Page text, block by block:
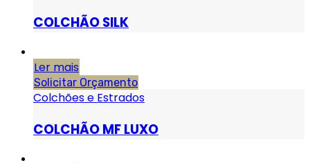
COLCHÃO SILK
Ler mais
Solicitar Orçamento
Colchões e Estrados
COLCHÃO MF LUXO